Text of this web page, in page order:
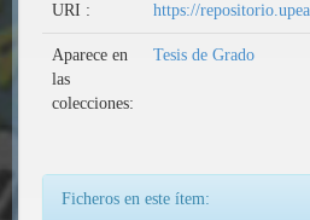
URI : https://
Aparece en
las
colecciones:
Tesis de Grado
Ficheros en este ítem: